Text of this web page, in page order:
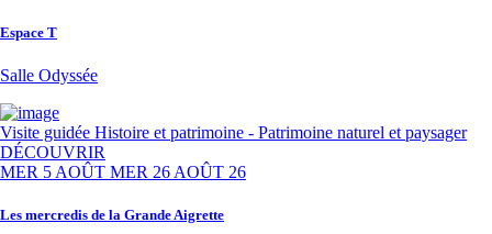
Espace T
Salle Odyssée
Visite guidée Histoire et patrimoine - Patrimoine naturel et paysager
DÉCOUVRIR
MER 5 AOÛT MER 26 AOÛT 26
Les mercredis de la Grande Aigrette